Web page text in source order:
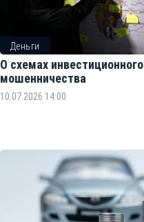
Деньги
О схемах инвестиционного
мошенничества
10.07.2026 14:00